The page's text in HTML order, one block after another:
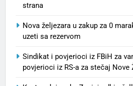
strana
Nova željezara u zakup za 0
uzeti sa rezervom
Sindikat i povjerioci iz FBiH za
povjerioci iz RS-a za stečaj Nove